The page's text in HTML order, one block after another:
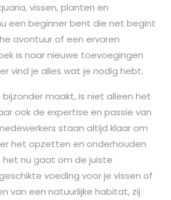
vissen, planten en
een beginner bent die net begint
avontuur of een ervaren
is naar nieuwe toevoegingen
vind je alles wat je nodig hebt.
maakt, is niet alleen het
ook de expertise en passie van
staan altijd klaar om
het opzetten en onderhouden
het nu gaat om de juiste
voeding voor je vissen of
van een natuurlijke habitat, zij